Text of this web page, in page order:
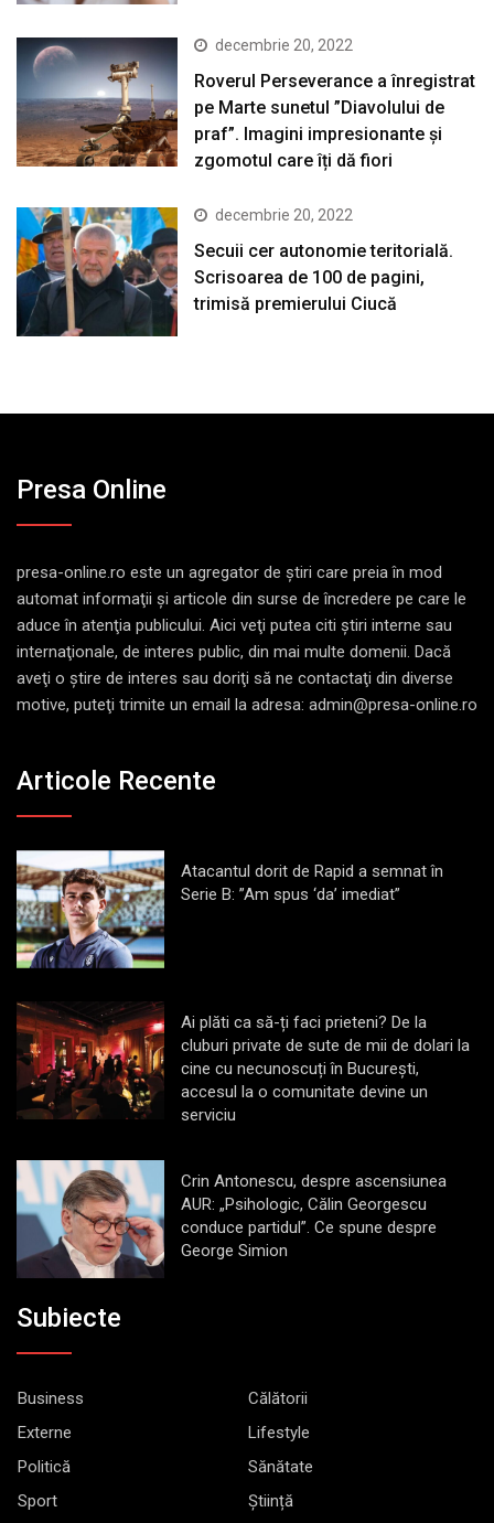
decembrie 20, 2022
Roverul Perseverance a înregistrat
pe Marte sunetul ”Diavolului de
praf”. Imagini impresionante și
zgomotul care îți dă fiori
decembrie 20, 2022
Secuii cer autonomie teritorială.
Scrisoarea de 100 de pagini,
trimisă premierului Ciucă
Presa Online
presa-online.ro este un agregator de ştiri care preia în mod
automat informaţii şi articole din surse de încredere pe care le
aduce în atenţia publicului. Aici veţi putea citi ştiri interne sau
internaţionale, de interes public, din mai multe domenii. Dacă
aveţi o ştire de interes sau doriţi să ne contactaţi din diverse
motive, puteţi trimite un email la adresa: admin@presa-online.ro
Articole Recente
Atacantul dorit de Rapid a semnat în
Serie B: ”Am spus ‘da’ imediat”
Ai plăti ca să-ți faci prieteni? De la
cluburi private de sute de mii de dolari la
cine cu necunoscuți în București,
accesul la o comunitate devine un
serviciu
Crin Antonescu, despre ascensiunea
AUR: „Psihologic, Călin Georgescu
conduce partidul”. Ce spune despre
George Simion
Subiecte
Business
Călătorii
Externe
Lifestyle
Politică
Sănătate
Sport
Știință